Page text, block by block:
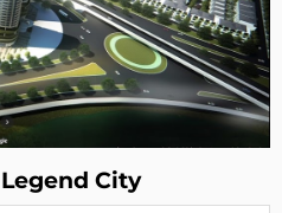
City